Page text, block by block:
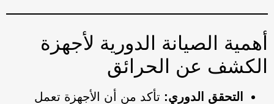
أهمية الصيانة الدورية لأجهزة
الكشف عن الحرائق
التحقق الدوري: تأكد من أن الأجهزة تعمل